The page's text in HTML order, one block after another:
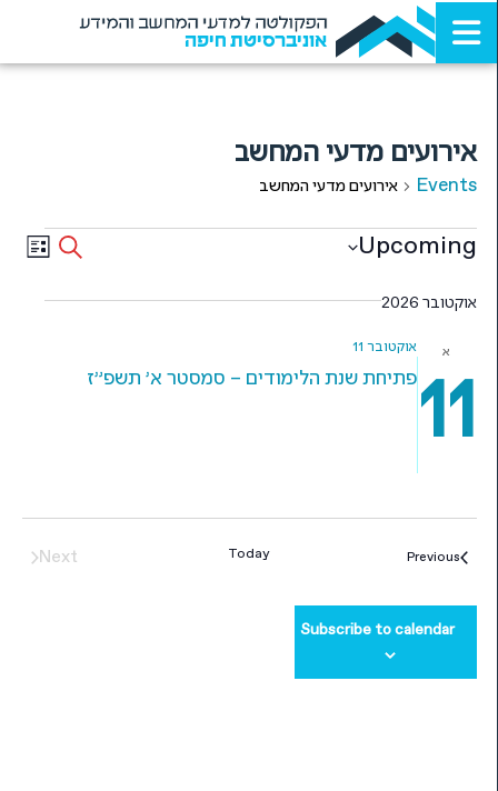
הפקולטה למדעי המחשב והמידע
אוניברסיטת חיפה
אירועים מדעי המחשב
Events אירועים מדעי המחשב
Search
List Upcoming
אוקטובר 2026
א
11פתיחת שנת הלימודים – סמסטר א' תשפ"ז
אוקטובר 11
Previous
Events
Today
Next
Subscribe to calendar